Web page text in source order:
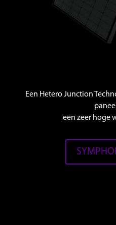
Een Hetero Junction
een zeer hoge